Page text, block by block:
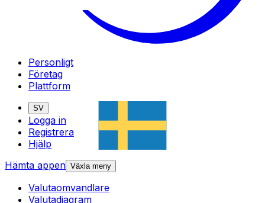
Personligt
Företag
Plattform
SV
Logga in
Registrera
Hjälp
Hämta appen Växla meny
Valutaomvandlare
Valutadiagram